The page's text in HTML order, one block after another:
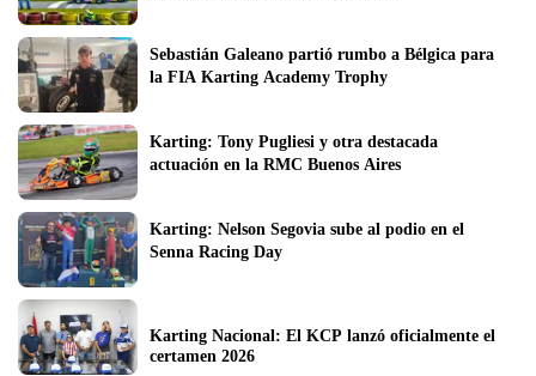
Sebastián Galeano partió rumbo a Bélgica para
la FIA Karting Academy Trophy
Karting: Tony Pugliesi y otra destacada
actuación en la RMC Buenos Aires
Karting: Nelson Segovia sube al podio en el
Senna Racing Day
Karting Nacional: El KCP lanzó oficialmente el
certamen 2026